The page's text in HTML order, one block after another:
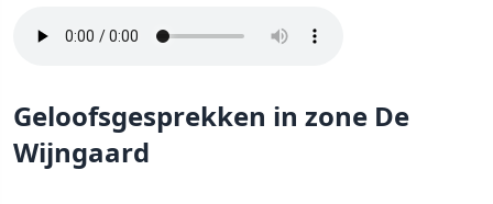
Geloofsgesprekken in zone De
Wijngaard